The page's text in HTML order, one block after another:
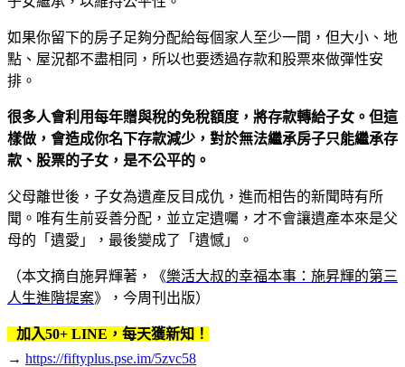
如果你留下的房子足夠分配給每個家人至少一間，但大小、地
點、屋況都不盡相同，所以也要透過存款和股票來做彈性安
排。
很多人會利用每年贈與稅的免稅額度，將存款轉給子女。但這
樣做，會造成你名下存款減少，對於無法繼承房子只能繼承存
款、股票的子女，是不公平的。
父母離世後，子女為遺產反目成仇，進而相告的新聞時有所
聞。唯有生前妥善分配，並立定遺囑，才不會讓遺產本來是父
母的「遺愛」，最後變成了「遺憾」。
（本文摘自施昇輝著，《樂活大叔的幸福本事：施昇輝的第三
人生進階提案》，今周刊出版）
加入50+ LINE，每天獲新知！
→ https://fiftyplus.pse.im/5zvc58